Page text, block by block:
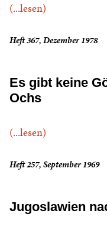
(...lesen)
Heft 367, Dezember 1978
Es gibt keine
Ochs
(...lesen)
Heft 257, September 1969
Jugoslawien